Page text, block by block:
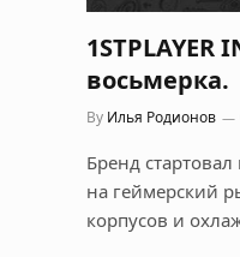
1STPLAYER
восьмерка.
By Илья Родионов
Бренд
на геймерский
корпусов и